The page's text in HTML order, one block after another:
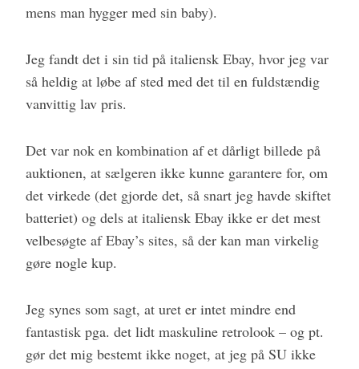
mens man hygger med sin baby).
Jeg fandt det i sin tid på italiensk Ebay, hvor jeg var
så heldig at løbe af sted med det til en fuldstændig
vanvittig lav pris.
Det var nok en kombination af et dårligt billede på
auktionen, at sælgeren ikke kunne garantere for, om
det virkede (det gjorde det, så snart jeg havde skiftet
batteriet) og dels at italiensk Ebay ikke er det mest
velbesøgte af Ebay’s sites, så der kan man virkelig
gøre nogle kup.
Jeg synes som sagt, at uret er intet mindre end
fantastisk pga. det lidt maskuline retrolook – og pt.
gør det mig bestemt ikke noget, at jeg på SU ikke